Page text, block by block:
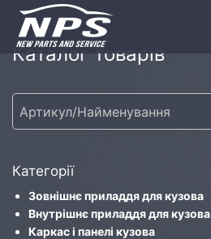
Каталог товарів
Категорії
Зовнішнє приладдя для кузова
Внутрішнє приладдя для кузова
Каркас і панелі кузова